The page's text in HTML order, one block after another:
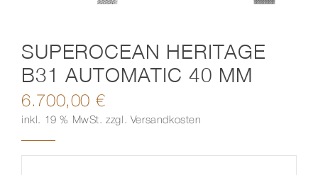
SUPEROCEAN HERITAGE
B31 AUTOMATIC 40 MM
6.700,00 €
inkl. 19 % MwSt. zzgl. Versandkosten